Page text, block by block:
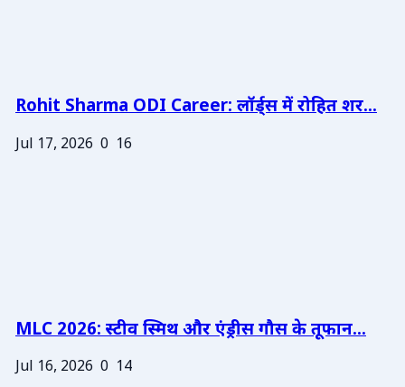
Rohit Sharma ODI Career: लॉर्ड्स में रोहित शर...
Jul 17, 2026 0 16
MLC 2026: स्टीव स्मिथ और एंड्रीस गौस के तूफान...
Jul 16, 2026 0 14